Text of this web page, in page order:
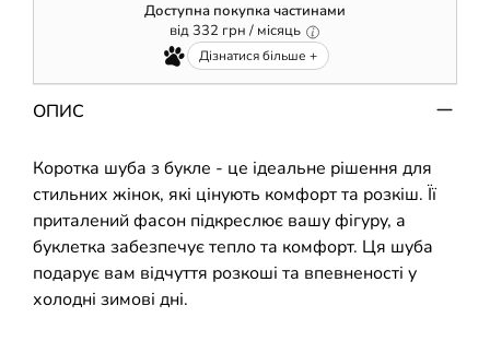
Доступна покупка частинами
від332 грн / місяць
Дізнатися більше +
ОПИС
Коротка шуба з букле - це ідеальне рішення для
стильних жінок, які цінують комфорт та розкіш. Її
приталений фасон підкреслює вашу фігуру, а
буклетка забезпечує тепло та комфорт. Ця шуба
подарує вам відчуття розкоші та впевненості у
холодні зимові дні.